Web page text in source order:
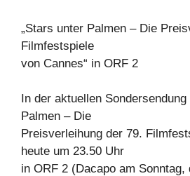
„Stars unter Palmen – Die
Filmfestspiele
von Cannes“ in ORF 2
In der aktuellen Sondersendung
Palmen – Die
Preisverleihung der 79.
heute um 23.50 Uhr
in ORF 2 (Dacapo am Sonntag,